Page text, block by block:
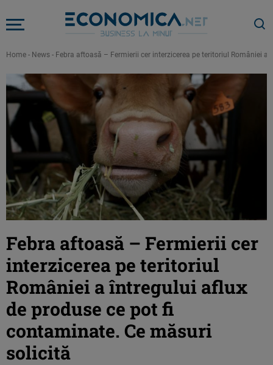
Home - News - Febra aftoasă – Fermierii cer interzicerea pe teritoriul României
Febra aftoasă – Fermierii cer
interzicerea pe teritoriul
României a întregului aflux
de produse ce pot fi
contaminate. Ce măsuri
solicită